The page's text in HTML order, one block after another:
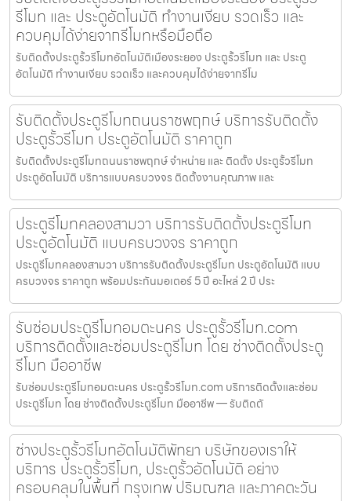
รีโมท และ ประตูอัตโนมัติ ทำงานเงียบ รวดเร็ว และ
ควบคุมได้ง่ายจากรีโมทหรือมือถือ
รับติดตั้งประตูรั้วรีโมทอัตโนมัติเมืองระยอง ประตูรั้วรีโมท และ ประตู
อัตโนมัติ ทำงานเงียบ รวดเร็ว และควบคุมได้ง่ายจากรีโม
รับติดตั้งประตูรีโมทถนนราชพฤกษ์ บริการรับติดตั้ง
ประตูรั้วรีโมท ประตูอัตโนมัติ ราคาถูก
รับติดตั้งประตูรีโมทถนนราชพฤกษ์ จำหน่าย และ ติดตั้ง ประตูรั้วรีโมท
ประตูอัตโนมัติ บริการแบบครบวงจร ติดตั้งงานคุณภาพ และ
ประตูรีโมทคลองสามวา บริการรับติดตั้งประตูรีโมท
ประตูอัตโนมัติ แบบครบวงจร ราคาถูก
ประตูรีโมทคลองสามวา บริการรับติดตั้งประตูรีโมท ประตูอัตโนมัติ แบบ
ครบวงจร ราคาถูก พร้อมประกันมอเตอร์ 5 ปี อะไหล่ 2 ปี ประ
รับซ่อมประตูรีโมทอมตะนคร ประตูรั้วรีโมท.com
บริการติดตั้งและซ่อมประตูรีโมท โดย ช่างติดตั้งประตู
รีโมท มืออาชีพ
รับซ่อมประตูรีโมทอมตะนคร ประตูรั้วรีโมท.com บริการติดตั้งและซ่อม
ประตูรีโมท โดย ช่างติดตั้งประตูรีโมท มืออาชีพ — รับติดตั
ช่างประตูรั้วรีโมทอัตโนมัติพัทยา บริษัทของเราให้
บริการ ประตูรั้วรีโมท, ประตูรั้วอัตโนมัติ อย่าง
ครอบคลุมในพื้นที่ กรุงเทพ ปริมณฑล และภาคตะวัน